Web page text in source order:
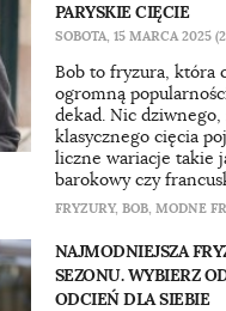
PARYSKIE CIĘCIE
SOBOTA, 15 MARCA 2025
Bob to fryzura, która
ogromną
dekad. Nic dziwnego,
klasycznego cięcia
liczne wariacje takie
barokowy czy
FRYZURY, BOB, MODNE
NAJMODNIEJSZA
SEZONU. WYBIERZ
ODCIEŃ DLA SIEBIE